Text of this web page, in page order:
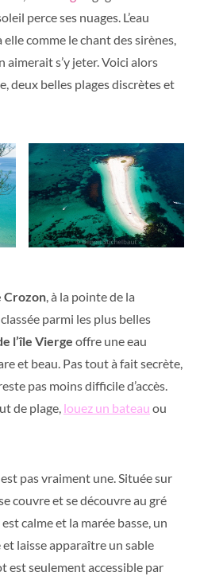
perce ses nuages. L’eau
comme le chant des sirènes,
aimerait s’y jeter.Voici alors
deux belles plages discrètes et
Crozon, à la pointe de la
parmi les plus belles
l’île Vierge offre une eau
et beau. Pas tout à fait secrète,
pas moins difficile d’accès.
de plage, louez un bateau ou
est pas vraiment une. Située sur
couvre et se découvre au gré
calme et la marée basse, un
et laisse apparaître un sable
est seulement accessible par